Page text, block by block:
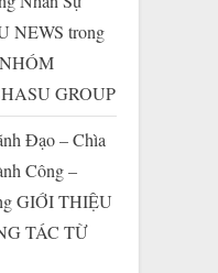
NEWS trong
GROUP
Đạo – Chìa
Công –
GIỚI THIỆU
TÁC TỪ